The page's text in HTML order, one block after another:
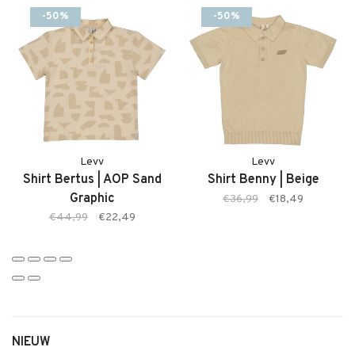
Kenmerken:
• Pants Bouwe van Levv
• Zachte, comfortabele stof
• Elastische tailleband
• AOP Sand Graphic print
• Geschikt voor dagelijks gebruik
• Makkelijk te combineren
-50%
Levv
Shirt Bertus | AOP Sand
Graphic
€44,99 €22,49
-50%
Levv
Shirt Benny | Beige
€36,99 €18,49
NIEUW